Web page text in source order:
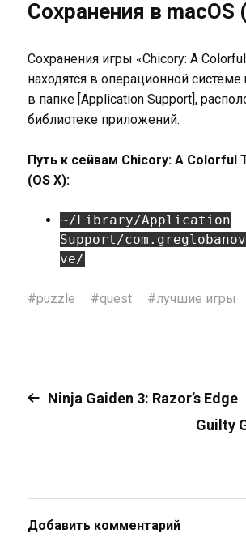
Сохранения в macOS
Сохранения игры «Chicory: A
находятся в операционной системе
в папке [Application Support],
библиотеке приложений.
Путь к сейвам Chicory: A Colorful
(OS X):
~/Library/Application
Support/
ve/
#puzzle #quest #лучшие игры
Ninja Gaiden 3: Razor’s Edge
Guilty
Добавить комментарий